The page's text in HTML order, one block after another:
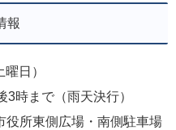
報
日）
3時まで（雨天決行）
役所東側広場・南側駐車場